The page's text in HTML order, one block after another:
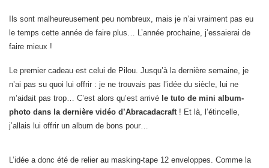
Ils sont malheureusement peu nombreux, mais je n’ai vraiment pas eu
le temps cette année de faire plus… L’année prochaine, j’essaierai de
faire mieux !
Le premier cadeau est celui de Pilou. Jusqu’à la dernière semaine, je
n’ai pas su quoi lui offrir : je ne trouvais pas l’idée du siècle, lui ne
m’aidait pas trop… C’est alors qu’est arrivé le tuto de mini album-
photo dans la dernière vidéo d’Abracadacraft ! Et là, l’étincelle,
j’allais lui offrir un album de bons pour…
L’idée a donc été de relier au masking-tape 12 enveloppes. Comme la